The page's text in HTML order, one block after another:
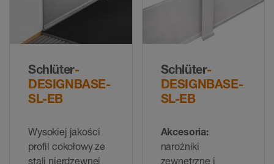
Schlüter-
DESIGNBASE-
SL-EB
Wysokiej jakości
profil cokołowy ze
stali nierdzewnej
Schlüter-
DESIGNBASE-
SL-EB
Akcesoria:
narożniki
zewnętrzne i